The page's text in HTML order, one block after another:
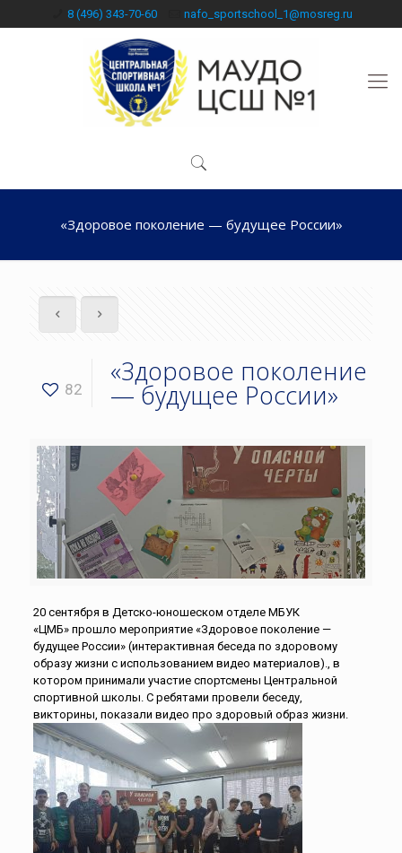
8 (496) 343-70-60 nafo_sportschool_1@mosreg.ru
«Здоровое поколение — будущее России»
82
«Здоровое поколение
— будущее России»
20 сентября в Детско-юношеском отделе МБУК
«ЦМБ» прошло мероприятие «Здоровое поколение —
будущее России» (интерактивная беседа по здоровому
образу жизни с использованием видео материалов)., в
котором принимали участие спортсмены Центральной
спортивной школы. С ребятами провели беседу,
викторины, показали видео про здоровый образ жизни.